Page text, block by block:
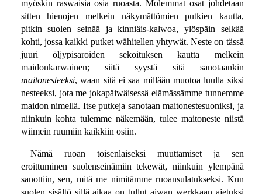
myöskin raswaisia osia ruoasta. Molemmat osat johdetaan
sitten hienojen melkein näkymättömien putkien kautta,
pitkin suolen seinää ja kinniäis-kalwoa, ylöspäin selkää
kohti, jossa kaikki putket wähitellen yhtywät. Neste on tässä
juuri öljypisaroiden sekoituksen kautta melkein
maidonkarwainen; siitä syystä sitä sanotaankin
maitonesteeksi, waan sitä ei saa millään muotoa luulla siksi
nesteeksi, jota me jokapäiwäisessä elämässämme tunnemme
maidon nimellä. Itse putkeja sanotaan maitonestesuoniksi, ja
niinkuin kohta tulemme näkemään, tulee maitoneste niistä
wiimein ruumiin kaikkiin osiin.
Nämä ruoan toisenlaiseksi muuttamiset ja sen
eroittuminen suolenseinämiin tekewät, niinkuin ylempänä
sanottiin, sen, mitä me nimitämme ruoansulatukseksi. Kun
suolen sisältö sillä aikaa on tullut aiwan werkkaan ajetuksi